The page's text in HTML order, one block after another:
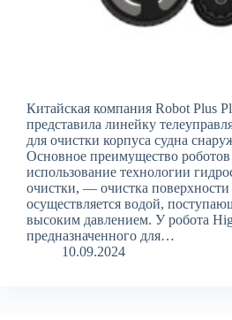
Китайская компания Robot Plus
представила линейку
для очистки корпуса судна
Основное преимущество
использование технологии
очистки, — очистка поверхности
осуществляется водой,
высоким давлением. У робота
предназначенного для…
10.09.2024